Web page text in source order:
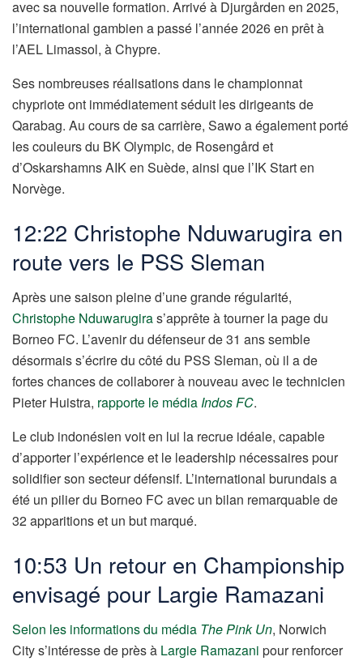
avec sa nouvelle formation. Arrivé à Djurgården en 2025,
l’international gambien a passé l’année 2026 en prêt à
l’AEL Limassol, à Chypre.
Ses nombreuses réalisations dans le championnat
chypriote ont immédiatement séduit les dirigeants de
Qarabag. Au cours de sa carrière, Sawo a également porté
les couleurs du BK Olympic, de Rosengård et
d’Oskarshamns AIK en Suède, ainsi que l’IK Start en
Norvège.
12:22 Christophe Nduwarugira en
route vers le PSS Sleman
Après une saison pleine d’une grande régularité,
Christophe Nduwarugiras’apprête à tourner la page du
Borneo FC. L’avenir du défenseur de 31 ans semble
désormais s’écrire du côté du PSS Sleman, où il a de
fortes chances de collaborer à nouveau avec le technicien
Pieter Huistra, rapporte le médiaIndos FC.
Le club indonésien voit en lui la recrue idéale, capable
d’apporter l’expérience et le leadership nécessaires pour
solidifier son secteur défensif. L’international burundais a
été un pilier du Borneo FC avec un bilan remarquable de
32 apparitions et un but marqué.
10:53 Un retour en Championship
envisagé pour Largie Ramazani
Selon les informations du média The Pink Un, Norwich
City s’intéresse de près à Largie Ramazani pour renforcer